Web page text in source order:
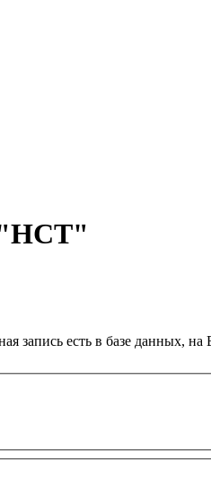
"НСТ"
есть в базе данных,